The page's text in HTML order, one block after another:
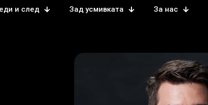
и след Зад усмивката За нас